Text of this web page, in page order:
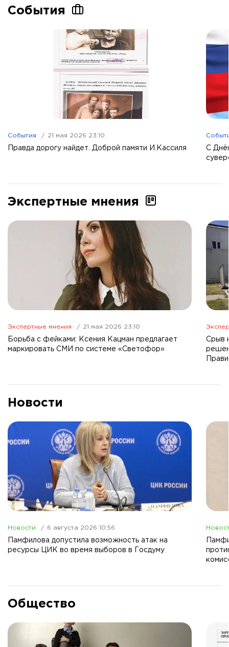
События
События 21 мая 2026 23:10
Правда дорогу найдет. Доброй памяти И.Кассиля
С
Экспертные мнения
Экспертные мнения 21 мая 2026 23:10
Борьба с фейками: Ксения Кацман предлагает
маркировать СМИ по системе «Светофор»
Срыв
Новости
Новости 6 августа 2026 10:56
Памфилова допустила возможность атак на
ресурсы ЦИК во время выборов в Госдуму
Общество